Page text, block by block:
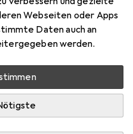
Webseiten oder Apps
Daten auch an
werden.
beim Drittanbieter
Lieferzeit